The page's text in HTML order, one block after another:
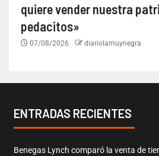
quiere vender nuestra
pedacitos»
07/08/2026 diariolamuynegra
ENTRADAS RECIENTES
Benegas Lynch comparó la venta de